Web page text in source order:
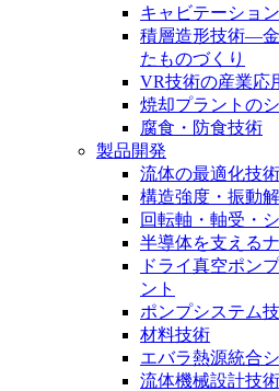
キャビテーショ
積層造形技術―
たものづくり
VR技術の産業応
焼却プラントの
腐食・防食技術
製品開発
流体の最適化技術
構造強度・振動
回転軸・軸受・
半導体を支える
ドライ真空ポン
ント
ポンプシステム
材料技術
エバラ熱源統合
流体機械設計技術